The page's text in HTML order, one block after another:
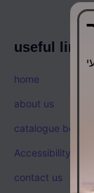
useful links
home
about us
catalogue
Accessibility
contact us